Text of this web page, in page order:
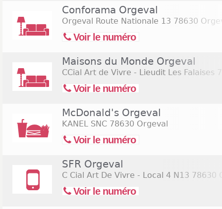
Conforama Orgeval
Orgeval Route Nationale 13 78630
Voir le numéro
Maisons du Monde Orgeval
CCial Art de Vivre - Lieudit Les Falaises
Voir le numéro
McDonald's Orgeval
KANEL SNC 78630 Orgeval
Voir le numéro
SFR Orgeval
C Cial Art De Vivre - Local 4 N13 78630
Voir le numéro